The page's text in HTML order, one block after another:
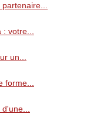
votre...
un...
forme...